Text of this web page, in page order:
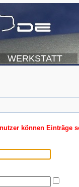
WERKSTATT
können Einträge